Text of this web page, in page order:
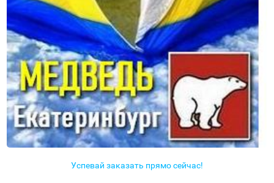
Успевай заказать прямо сейчас!